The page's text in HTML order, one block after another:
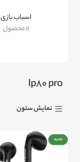
اسباب بازی
11 محصول
lp80 pro
نمایش ستون
جدید